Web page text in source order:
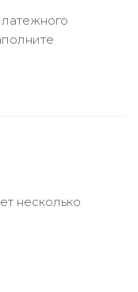
несколько